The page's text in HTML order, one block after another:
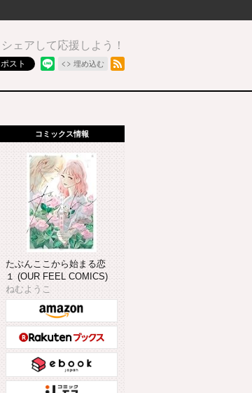
シェアして応援しよう！
ポスト 埋め込む
コミックス情報
たぶんここから始まる恋
１ (OUR FEEL COMICS)
ねむようこ